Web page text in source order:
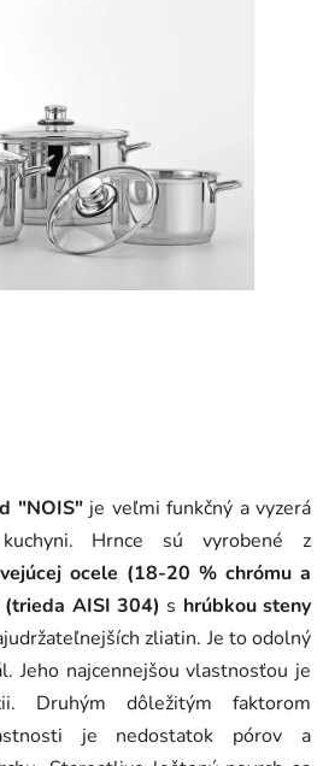
"NOIS"je veľmi funkčný a vyzerá
Hrnce sú vyrobené z
ocele (18-20 % chrómu a
AISI 304) s hrúbkou steny
zliatin. Je to odolný
Jeho najcennejšou vlastnosťou je
Druhým dôležitým faktorom
je nedostatok pórov a